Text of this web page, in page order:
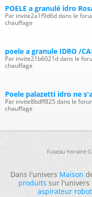
POELE a granulé idro
Par invite2a1f9d6d dans le
chauffage
poele a granule IDRO /
Par invite21b6021d dans le
chauffage
Poele palazetti idro ne
Par invite8bdff825 dans le
chauffage
Fuseau horaire
Dans l'universMaison
produitssur l'univers
aspirateur robot